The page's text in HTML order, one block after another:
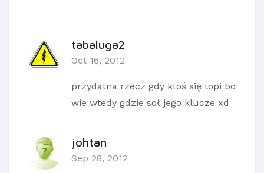
tabaluga2
Oct 16, 2012
przydatna rzecz gdy ktoś się topi bo
wie wtedy gdzie soł jego klucze xd
johtan
Sep 28, 2012